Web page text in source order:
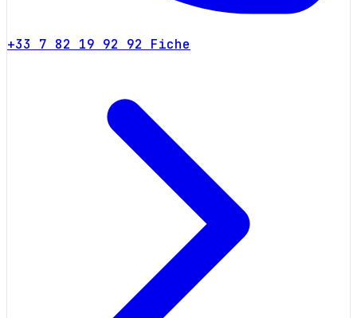
+33 7 82 19 92 92 Fiche